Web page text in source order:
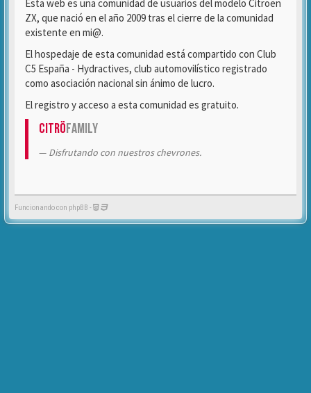
Esta web es una comunidad de usuarios del modelo Citroën
ZX, que nació en el año 2009 tras el cierre de la comunidad
existente en mi@.
El hospedaje de esta comunidad está compartido con Club
C5 España - Hydractives, club automovilístico registrado
como asociación nacional sin ánimo de lucro.
El registro y acceso a esta comunidad es gratuito.
CitröFamily
Disfrutando con nuestros chevrones.
Funcionando con phpBB -